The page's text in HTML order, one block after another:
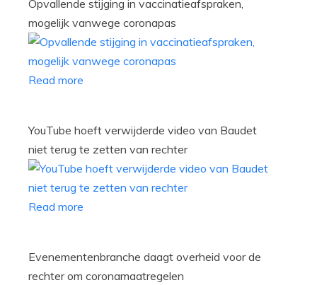
Opvallende stijging in vaccinatieafspraken,
mogelijk vanwege coronapas
Read more
YouTube hoeft verwijderde video van Baudet
niet terug te zetten van rechter
Read more
Evenementenbranche daagt overheid voor de
rechter om coronamaatregelen